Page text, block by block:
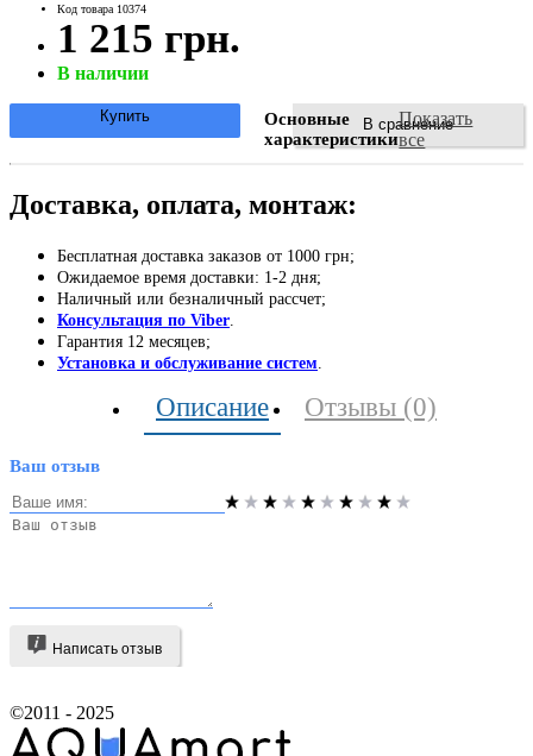
Код товара 10374
1 215 грн.
В наличии
В сравнение
Купить
Основные
характеристики
Показать
все
Доставка, оплата, монтаж:
Бесплатная доставка заказов от 1000 грн;
Ожидаемое время доставки: 1-2 дня;
Наличный или безналичный рассчет;
Консультация по Viber
Гарантия 12 месяцев;
Установка и обслуживание систем
Описание Отзывы (0)
Ваш отзыв
Написать отзыв
©2011 - 2025